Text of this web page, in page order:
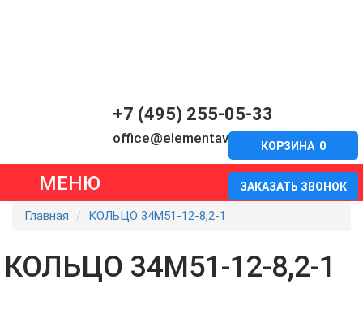
+7 (495) 255-05-33
office@elementavia.ru
ЗАКАЗАТЬ ЗВОНОК
КОРЗИНА 0
МЕНЮ
Главная КОЛЬЦО 34М51-12-8,2-1
КОЛЬЦО 34М51-12-8,2-1